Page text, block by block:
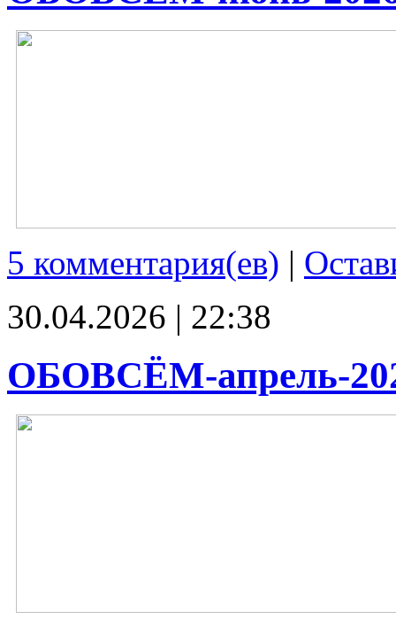
5 комментария(ев) |
30.04.2026 | 22:38
ОБОВСЁМ-апрель-